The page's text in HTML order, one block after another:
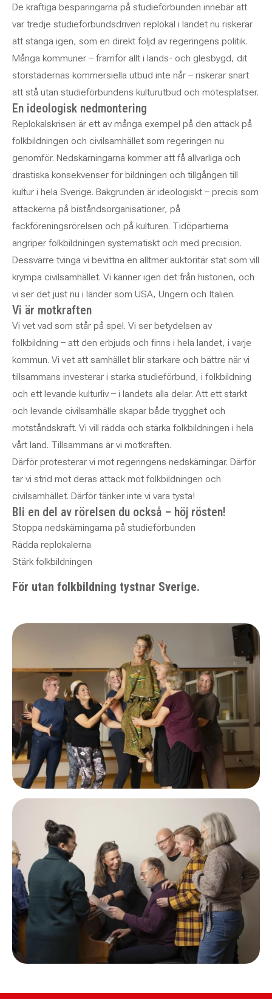
De kraftiga besparingarna på studieförbunden innebär att
var tredje studieförbundsdriven replokal i landet nu riskerar
att stänga igen, som en direkt följd av regeringens politik.
Många kommuner – framför allt i lands- och glesbygd, dit
storstädernas kommersiella utbud inte når – riskerar snart
att stå utan studieförbundens kulturutbud och mötesplatser.
En ideologisk nedmontering
Replokalskrisen är ett av många exempel på den attack på
folkbildningen och civilsamhället som regeringen nu
genomför. Nedskärningarna kommer att få allvarliga och
drastiska konsekvenser för bildningen och tillgången till
kultur i hela Sverige. Bakgrunden är ideologiskt – precis som
attackerna på biståndsorganisationer, på
fackföreningsrörelsen och på kulturen. Tidöpartierna
angriper folkbildningen systematiskt och med precision.
Dessvärre tvinga vi bevittna en alltmer auktoritär stat som vill
krympa civilsamhället. Vi känner igen det från historien, och
vi ser det just nu i länder som USA, Ungern och Italien.
Vi är motkraften
Vi vet vad som står på spel. Vi ser betydelsen av
folkbildning – att den erbjuds och finns i hela landet, i varje
kommun. Vi vet att samhället blir starkare och bättre när vi
tillsammans investerar i starka studieförbund, i folkbildning
och ett levande kulturliv – i landets alla delar. Att ett starkt
och levande civilsamhälle skapar både trygghet och
motståndskraft. Vi vill rädda och stärka folkbildningen i hela
vårt land. Tillsammans är vi motkraften.
Därför protesterar vi mot regeringens nedskärningar. Därför
tar vi strid mot deras attack mot folkbildningen och
civilsamhället. Därför tänker inte vi vara tysta!
Bli en del av rörelsen du också – höj rösten!
Stoppa nedskärningarna på studieförbunden
Rädda replokalerna
Stärk folkbildningen
För utan folkbildning tystnar Sverige.